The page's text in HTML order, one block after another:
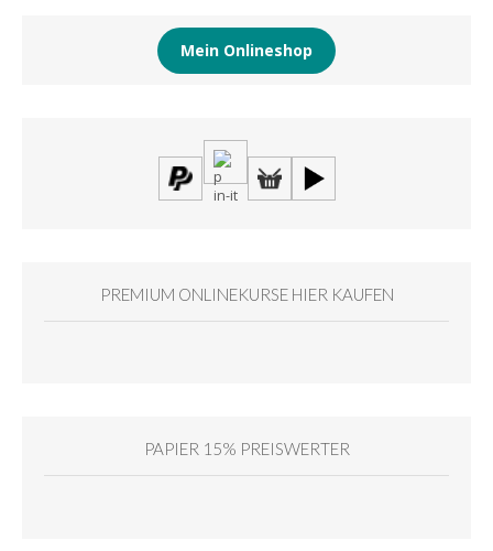
Mein Onlineshop
PREMIUM ONLINEKURSE HIER KAUFEN
PAPIER 15% PREISWERTER